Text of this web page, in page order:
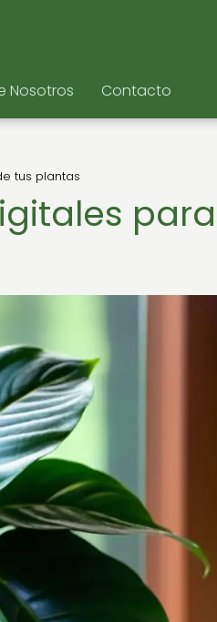
Nosotros Contacto
tus plantas
para